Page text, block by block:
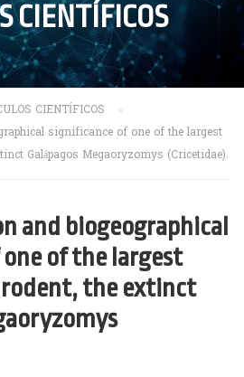
CIENTÍFICOS
CIENTÍFICOS
significance of one of the largest
Galápagos Megaoryzomys (Cricetidae).
and biogeographical
of the largest
the extinct